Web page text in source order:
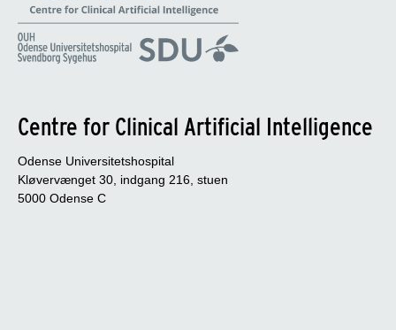
Centre for Clinical Artificial Intelligence
Odense Universitetshospital
Kløvervænget 30, indgang 216, stuen
5000 Odense C